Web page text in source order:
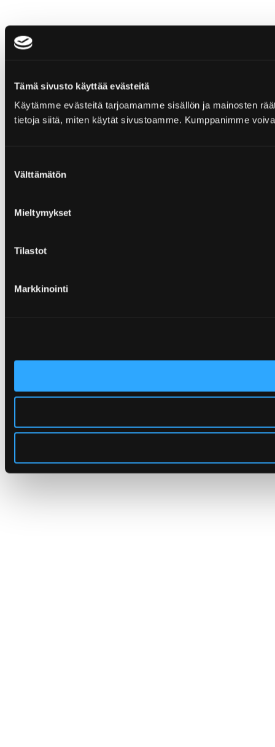
Tämä sivusto käyttää evästeitä
Käytämme evästeitä tarjoamamme sisällön ja mainosten
tietoja siitä, miten käytät sivustoamme. Kumppanimme
valinta
Välttämätön
Mieltymykset
Tilastot
Markkinointi